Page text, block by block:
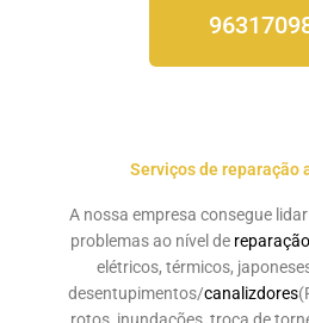
Serviços de reparação
A nossa empresa consegue
problemas ao nível de
elétricos, térmicos,
desentupimentos/canalizdores